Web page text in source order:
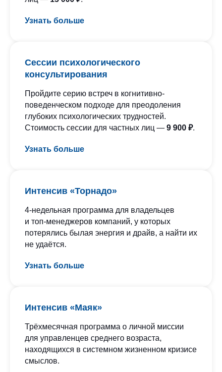
Узнать больше
Сессии психологического
консультирования
Пройдите серию встреч в когнитивно-
поведенческом подходе для преодоления
глубоких психологических трудностей.
Стоимость сессии для частных лиц — 9 900 ₽.
Узнать больше
Интенсив «Торнадо»
4-недельная программа для владельцев
и топ-менеджеров компаний, у которых
потерялись былая энергия и драйв, а найти их
не удаётся.
Узнать больше
Интенсив «Маяк»
Трёхмесячная программа о личной миссии
для управленцев среднего возраста,
находящихся в системном жизненном кризисе
смыслов.